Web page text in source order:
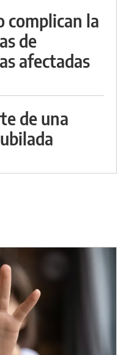
complican la
de
afectadas
de una